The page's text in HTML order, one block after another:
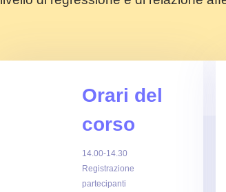
Orari del
corso
14.00-14.30
Registrazione
partecipanti